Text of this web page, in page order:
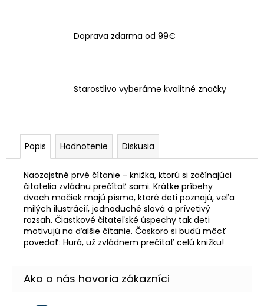
Doprava zdarma od 99€
Starostlivo vyberáme kvalitné značky
Popis Hodnotenie Diskusia
Naozajstné prvé čítanie - knižka, ktorú si začínajúci
čitatelia zvládnu prečítať sami. Krátke príbehy
dvoch mačiek majú písmo, ktoré deti poznajú, veľa
milých ilustrácií, jednoduché slová a prívetivý
rozsah. Čiastkové čitateľské úspechy tak deti
motivujú na ďalšie čítanie. Čoskoro si budú môcť
povedať: Hurá, už zvládnem prečítať celú knižku!